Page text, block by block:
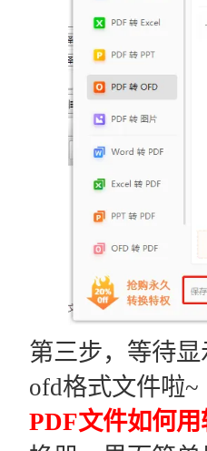
第三步，等待
ofd格式文件啦~
PDF文件如何